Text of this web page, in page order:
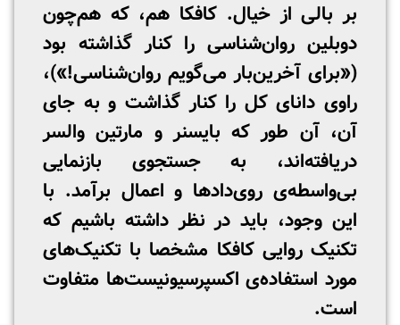
بر بالی از خیال. کافکا هم، که هم‌چون
دوبلین روان‌شناسی را کنار گذاشته بود
(«برای آخرین‌بار می‌گویم روان‌شناسی!»)،
راوی دانای کل را کنار گذاشت و به جای
آن، آن طور که بایسنر و مارتین والسر
دریافته‌اند، به جستجوی بازنمایی
بی‌واسطه‌ی روی‌دادها و اعمال برآمد. با
این وجود، باید در نظر داشته باشیم که
تکنیک روایی کافکا مشخصا با تکنیک‌های
مورد استفاده‌ی اکسپرسیونیست‌ها متفاوت
است.